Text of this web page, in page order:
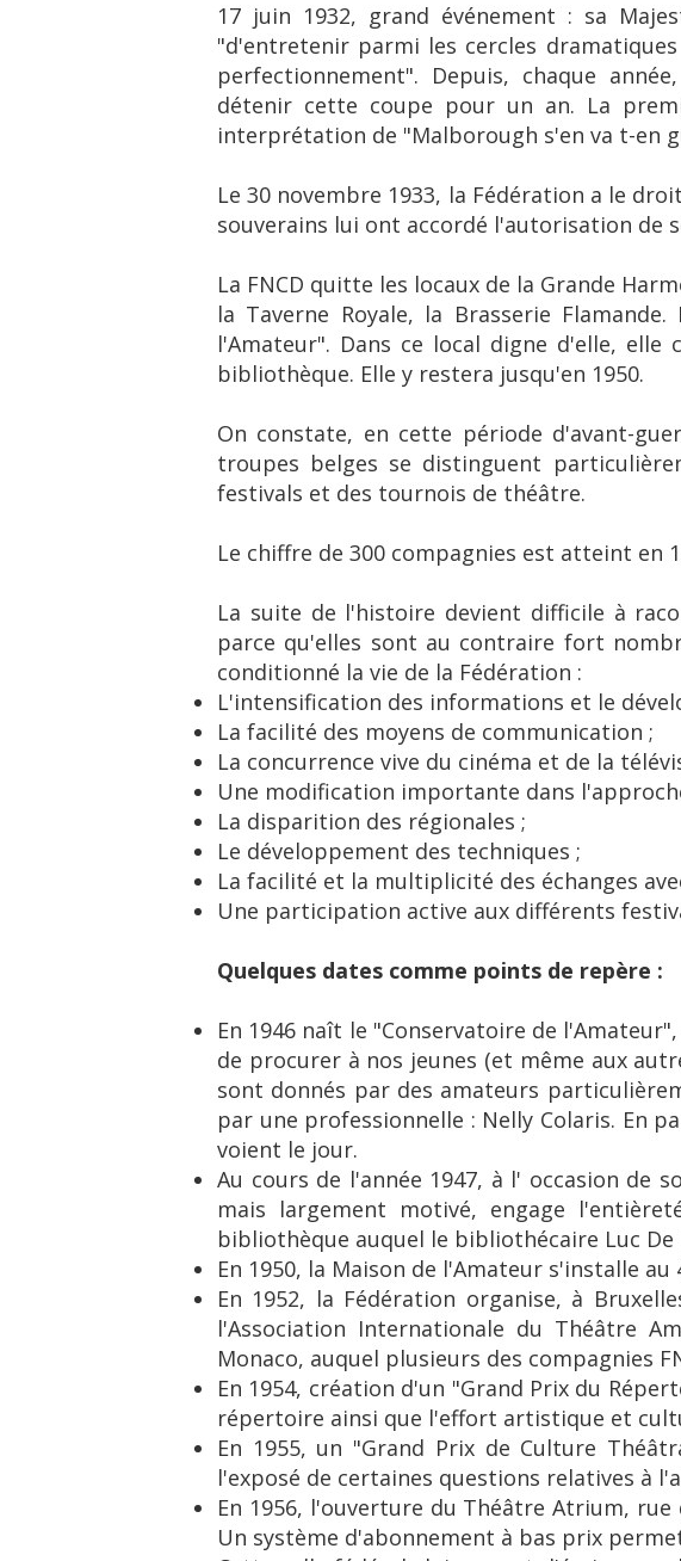
17 juin 1932, grand événement : sa
"d'entretenir parmi les cercles
perfectionnement". Depuis, chaque
détenir cette coupe pour un an. La
interprétation de "Malborough s'en va t-en
Le 30 novembre 1933, la Fédération a le
souverains lui ont accordé l'autorisation de
La FNCD quitte les locaux de la Grande
la Taverne Royale, la Brasserie
l'Amateur". Dans ce local digne d'elle,
bibliothèque. Elle y restera jusqu'en 1950.
On constate, en cette période d'avant-
troupes belges se distinguent
festivals et des tournois de théâtre.
Le chiffre de 300 compagnies est atteint en
La suite de l'histoire devient difficile à
parce qu'elles sont au contraire fort
conditionné la vie de la Fédération :
L'intensification des informations et le
La facilité des moyens de communication ;
La concurrence vive du cinéma et de la
Une modification importante dans
La disparition des régionales ;
Le développement des techniques ;
La facilité et la multiplicité des échanges
Une participation active aux différents
Quelques dates comme points de repère :
En 1946 naît le "Conservatoire de
de procurer à nos jeunes (et même aux
sont donnés par des amateurs
par une professionnelle : Nelly Colaris. En
voient le jour.
Au cours de l'année 1947, à l' occasion de
mais largement motivé, engage
bibliothèque auquel le bibliothécaire Luc
En 1950, la Maison de l'Amateur s'installe au
En 1952, la Fédération organise, à
l'Association Internationale du Théâtre
Monaco, auquel plusieurs des compagnies
En 1954, création d'un "Grand Prix du
répertoire ainsi que l'effort artistique et
En 1955, un "Grand Prix de Culture
l'exposé de certaines questions relatives à
En 1956, l'ouverture du Théâtre Atrium,
Un système d'abonnement à bas prix